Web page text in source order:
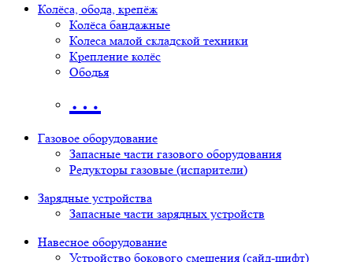
Колёса, обода, крепёж
Колёса бандажные
Колеса малой складской техники
Крепление колёс
Ободья
…
Газовое оборудование
Запасные части газового оборудования
Редукторы газовые (испарители)
Зарядные устройства
Запасные части зарядных устройств
Навесное оборудование
Устройство бокового смещения (сайд-шифт)